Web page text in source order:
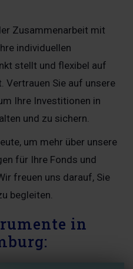
Zusammenarbeit mit
individuellen
stellt und flexibel auf
Vertrauen Sie auf unsere
Ihre Investitionen in
und zu sichern.
um mehr über unsere
für Ihre Fonds und
freuen uns darauf, Sie
begleiten.
in